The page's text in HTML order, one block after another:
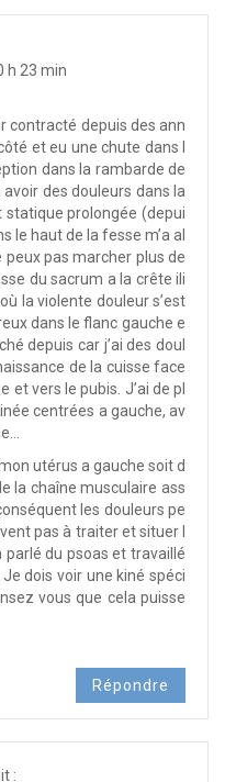
h 23 min
contracté depuis des ann
et eu une chute dans l
dans la rambarde de
des douleurs dans la
prolongée (depui
le haut de la fesse m’a al
pas marcher plus de
du sacrum a la crête ili
la violente douleur s’est
dans le flanc gauche e
depuis car j’ai des doul
de la cuisse face
et vers le pubis. J’ai de pl
centrées a gauche, av
utérus a gauche soit d
la chaîne musculaire ass
les douleurs pe
pas à traiter et situer l
parlé du psoas et travaillé
dois voir une kiné spéci
vous que cela puisse
Répondre
: